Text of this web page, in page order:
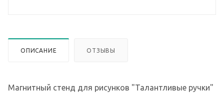
ОПИСАНИЕ ОТЗЫВЫ
Магнитный стенд для рисунков "Талантливые ручки"